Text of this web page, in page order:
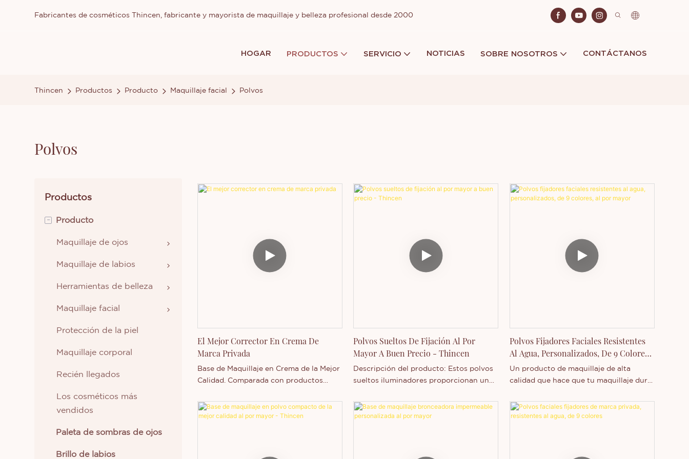
Fabricantes de cosméticos Thincen, fabricante y mayorista de maquillaje y belleza profesional desde 2000
HOGAR PRODUCTOS SERVICIO NOTICIAS SOBRE NOSOTROS CONTÁCTANOS
Thincen Productos Producto Maquillaje facial Polvos
Polvos
Productos
- Producto
Maquillaje de ojos
Maquillaje de labios
Herramientas de belleza
Maquillaje facial
Protección de la piel
Maquillaje corporal
Recién llegados
Los cosméticos más
vendidos
Paleta de sombras de ojos
Brillo de labios
El Mejor Corrector En Crema De
Marca Privada
Base de Maquillaje en Crema de la Mejor
Calidad. Comparada con productos
excepcionales en rendimiento, calidad,
apariencia, etc., y goza de una excelente
Polvos Sueltos De Fijación Al Por
Mayor A Buen Precio - Thincen
Descripción del producto: Estos polvos
sueltos iluminadores proporcionan un
maquillaje y controlar el brillo. Su
textura ultrafina y sedosa se adhiere
Polvos Fijadores Faciales Resistentes
Al Agua, Personalizados, De 9 Colores,
Al Por Mayor
Un producto de maquillaje de alta
calidad que hace que tu maquillaje dure
está disponible en 9 tonos que se
adaptan a cualquier tono de piel y estilo